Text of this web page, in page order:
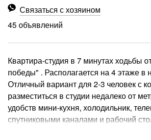
Связаться с хозяином
45 объявлений
Квартира-студия в 7 минутах ходьбы
победы" . Располагается на 4 этаже в
Отличный вариант для 2-3 человек с
разместиться в студии недалеко от
удобств мини-кухня, холодильник,
спутниковыми каналами и рабочий
имеется отдельная ванная комната с